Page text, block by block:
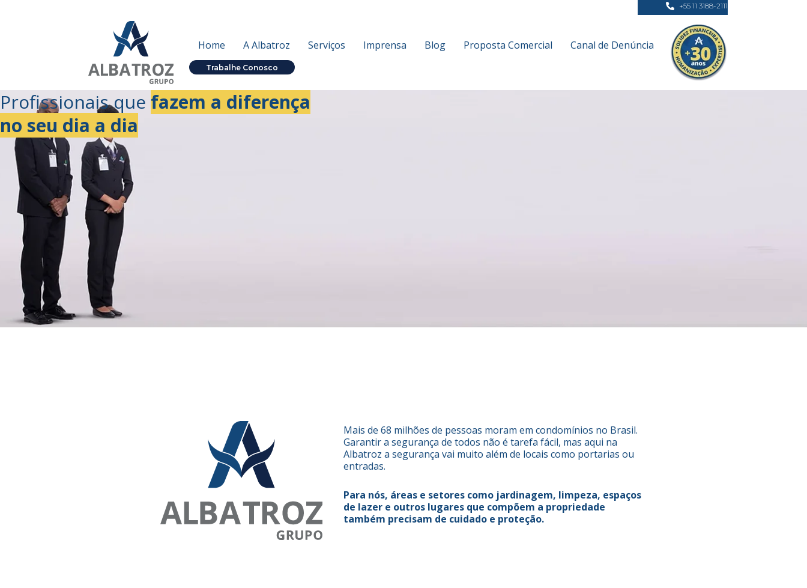
+55 11 3188-2111
Home A Albatroz Serviços Imprensa Blog Proposta Comercial Canal de Denúncia
Trabalhe Conosco
Profissionais que fazem a diferença
no seu dia a dia
Mais de 68 milhões de pessoas moram em condomínios no Brasil.
Garantir a segurança de todos não é tarefa fácil, mas aqui na
Albatroz a segurança vai muito além de locais como portarias ou
entradas.
Para nós, áreas e setores como jardinagem, limpeza, espaços
de lazer e outros lugares que compõem a propriedade
também precisam de cuidado e proteção.